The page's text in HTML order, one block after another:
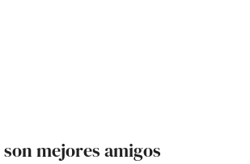
mejores amigos